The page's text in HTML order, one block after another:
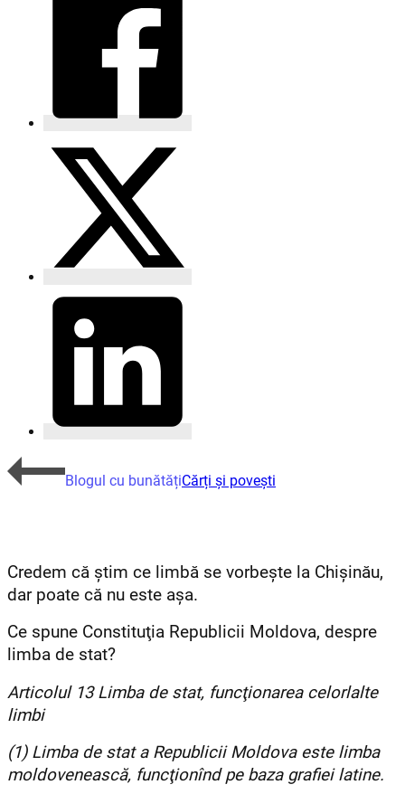
Blogul cu bunătățiCărți și povești
Credem că știm ce limbă se vorbește la Chișinău,
dar poate că nu este așa.
Ce spune Constituţia Republicii Moldova, despre
limba de stat?
Articolul 13 Limba de stat, funcţionarea celorlalte
limbi
(1) Limba de stat a Republicii Moldova este limba
moldovenească, funcţionînd pe baza grafiei latine.